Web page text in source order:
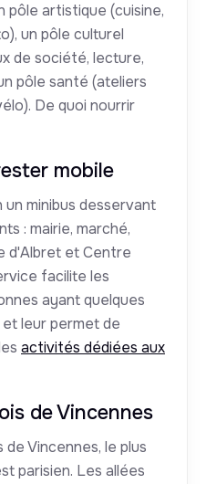
pôle artistique (cuisine,
un pôle culturel
de société, lecture,
pôle santé (ateliers
De quoi nourrir
mobile
minibus desservant
: mairie, marché,
d'Albret et Centre
facilite les
ayant quelques
leur permet de
activités dédiées aux
de Vincennes
Vincennes, le plus
parisien. Les allées